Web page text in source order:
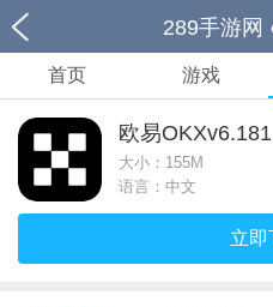
289手游网
首页 游戏
欧易
大小： 155M
语言：中文
立即